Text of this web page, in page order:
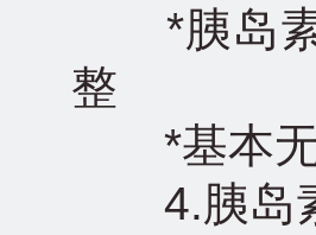
*胰岛素
整
*基本无
4.胰岛素